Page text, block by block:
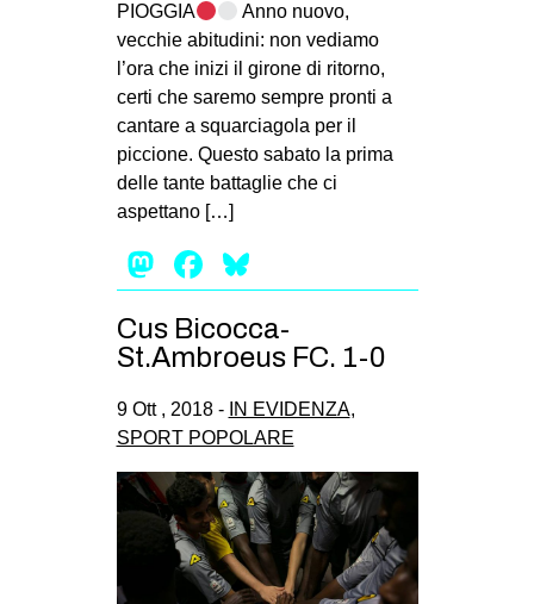
PIOGGIA
Anno nuovo,
vecchie abitudini: non vediamo
l’ora che inizi il girone di ritorno,
certi che saremo sempre pronti a
cantare a squarciagola per il
piccione. Questo sabato la prima
delle tante battaglie che ci
aspettano […]
Mastodon
Facebook
Cus Bicocca-
St.Ambroeus FC. 1-0
9 Ott , 2018 - IN EVIDENZA,
SPORT POPOLARE